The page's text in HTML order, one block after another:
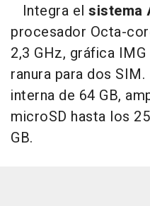
Integra el sistema
procesador Octa-
2,3 GHz, gráfica
ranura para dos
interna de 64 GB,
microSD hasta los
GB.